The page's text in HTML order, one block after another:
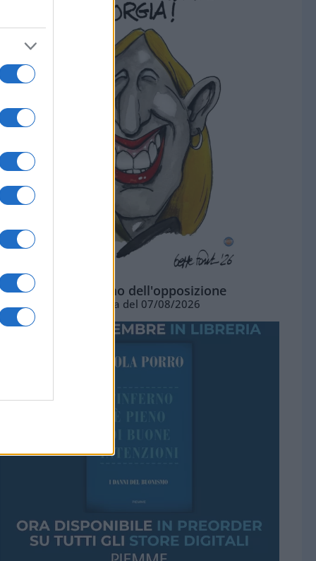
L'ottimismo dell'opposizione
Vignetta del 07/08/2026